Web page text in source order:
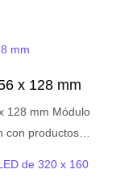
x 128 mm
128 mm Módulo
con productos
apariencia,